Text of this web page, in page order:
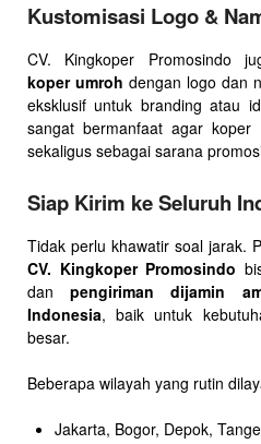
Kustomisasi Logo &
CV. Kingkoper Promosindo
koper umroh dengan logo dan
eksklusif untuk branding atau
sangat bermanfaat agar
sekaligus sebagai sarana
Siap Kirim ke Seluruh
Tidak perlu khawatir soal jarak.
CV. Kingkoper Promosindo
danpengiriman dijamin
Indonesia, baik untuk
besar.
Beberapa wilayah yang rutin
Jakarta, Bogor, Depok,